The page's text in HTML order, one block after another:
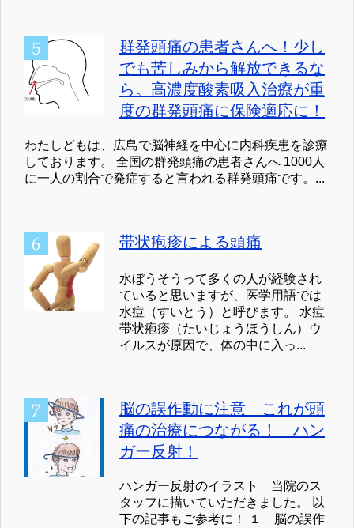
群発頭痛の患者さんへ！少し
でも苦しみから解放できるな
ら。高濃度酸素吸入治療が重
度の群発頭痛に保険適応に！
わたしどもは、広島で脳神経を中心に内科疾患を診療
しております。 全国の群発頭痛の患者さんへ 1000人
に一人の割合で発症すると言われる群発頭痛です。...
帯状疱疹による頭痛
水ぼうそうって多くの人が経験され
ていると思いますが、医学用語では
水痘（すいとう）と呼びます。 水痘
帯状疱疹（たいじょうほうしん）ウ
イルスが原因で、体の中に入っ...
脳の誤作動に注意 これが頭
痛の治療につながる！ ハン
ガー反射！
ハンガー反射のイラスト 当院のス
タッフに描いていただきました。 以
下の記事もご参考に！ １ 脳の誤作